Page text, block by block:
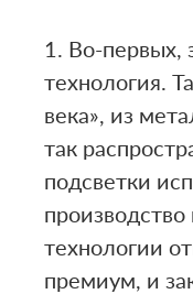
1. Во-первых,
технология.
века», из
так
подсветки
производство
технологии
премиум, и